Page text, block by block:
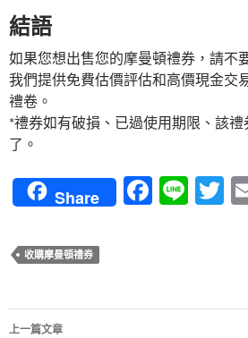
結語
如果您想出售您的摩曼頓禮券，請不
我們提供免費估價評估和高價現金交
禮卷。
*禮券如有破損、已過使用期限、該
了。
Share
F
o
Li
T
收購摩曼頓禮券
文
上一篇文章